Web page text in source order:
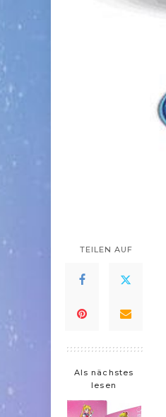
TEILEN AUF
Als nächstes
lesen